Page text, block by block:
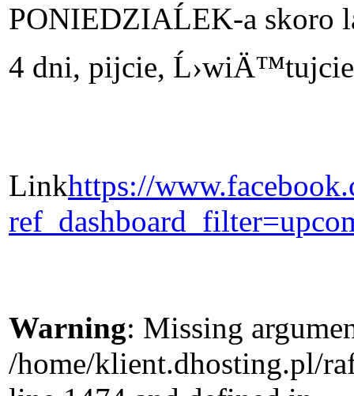
PONIEDZIAĹEK-a skoro
4 dni, pijcie,
Linkhttps://
Warning: Missing
/home/klient.dhosting.pl/